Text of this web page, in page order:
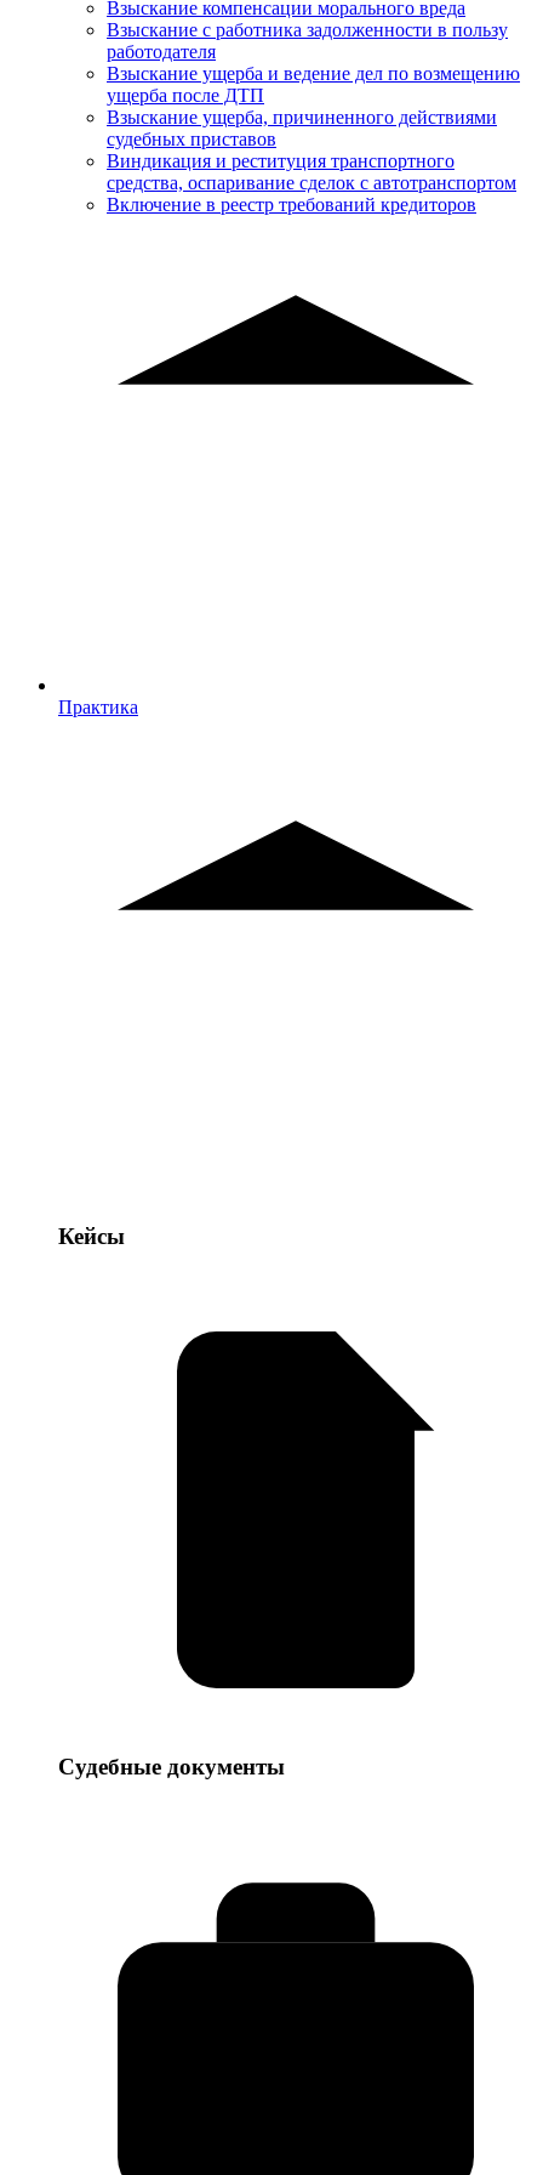
Взыскание компенсации морального вреда
Взыскание с работника задолженности в пользу
работодателя
Взыскание ущерба и ведение дел по возмещению
ущерба после ДТП
Взыскание ущерба, причиненного действиями
судебных приставов
Виндикация и реституция транспортного
средства, оспаривание сделок с автотранспортом
Включение в реестр требований кредиторов
Практика
Практика
Кейсы
Кейсы
Судебные
Судебные документы